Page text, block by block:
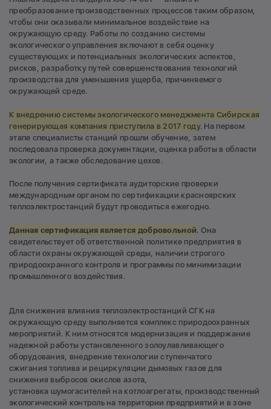
преобразование производственных процессов таким образом,
чтобы они оказывали минимальное воздействие на
окружающую среду. Работы по созданию системы
экологического управления включают в себя оценку
существующих и потенциальных экологических аспектов,
рисков, разработку путей совершенствования технологий
производства для уменьшения ущерба, причиняемого
окружающей среде.
К внедрению системы экологического менеджмента Сибирская
генерирующая компания приступила в 2017 году. На первом
этапе специалисты станций прошли обучение, затем
последовала проверка документации, оценка работы в области
экологии, а также обследование цехов.
После получения сертификата аудиторские проверки
международным органом по сертификации красноярских
теплоэлектростанций будут проводиться ежегодно.
Данная сертификация является добровольной. Она
свидетельствует об ответственной политике предприятия в
области охраны окружающей среды, наличии строгого
природоохранного контроля и программы по минимизации
промышленного воздействия.
Для снижения влияния теплоэлектростанций СГК на
окружающую среду выполняется комплекс природоохранных
мероприятий. К ним относятся модернизация и поддержание
надежной работы установленного золоулавливающего
оборудования, внедрение технологии ступенчатого
сжигания топлива и рециркуляции дымовых газов для
снижения выбросов окислов азота,
установка шумогасителей на котлоагрегаты, производственный
экологический контроль на территории предприятий и в зоне